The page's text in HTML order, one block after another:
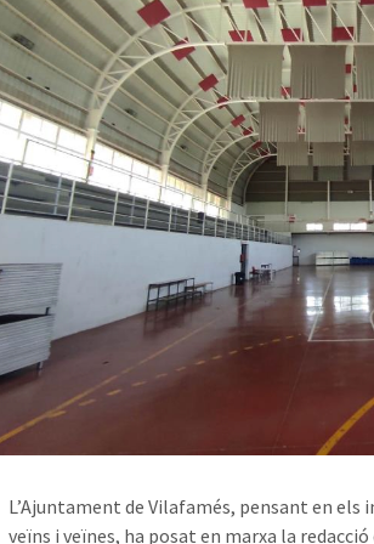
L’Ajuntament de Vilafamés, pensant en
veïns i veïnes, ha posat en marxa la